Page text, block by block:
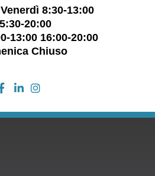
8:30-13:00
20:00
13:00 16:00-20:00
Chiuso